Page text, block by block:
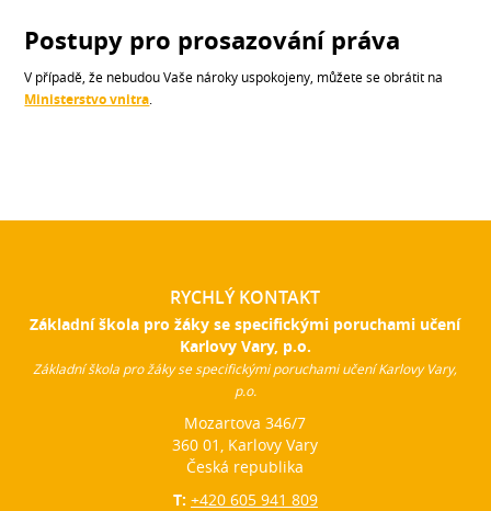
Postupy pro prosazování práva
V případě, že nebudou Vaše nároky uspokojeny, můžete se obrátit na
Ministerstvo vnitra
RYCHLÝ KONTAKT
Základní škola pro žáky se specifickými poruchami učení
Karlovy Vary, p.o.
Základní škola pro žáky se specifickými poruchami učení Karlovy Vary,
p.o.
Mozartova 346/7
360 01, Karlovy Vary
Česká republika
T: +420 605 941 809